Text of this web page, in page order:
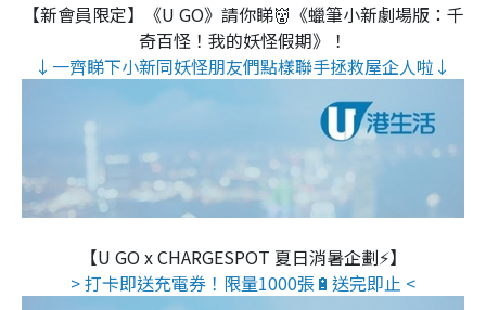
【新會員限定】《U GO》請你睇👹《蠟筆小新劇場版：千
奇百怪！我的妖怪假期》！
↓一齊睇下小新同妖怪朋友們點樣聯手拯救屋企人啦↓
【U GO x CHARGESPOT 夏日消暑企劃⚡】
> 打卡即送充電券！限量1000張🔋送完即止 <